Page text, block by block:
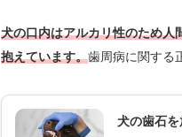
犬の口内はアルカリ性のため人
抱えています。歯周病に関する
犬の歯石